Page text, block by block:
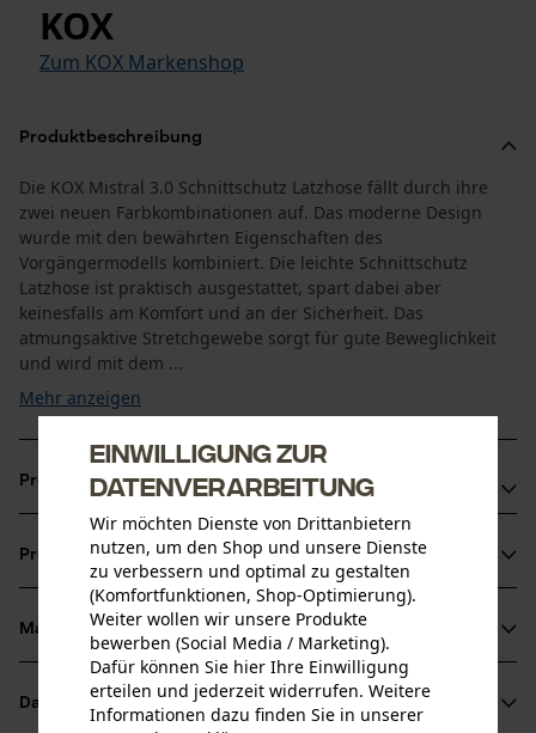
KOX
Zum KOX Markenshop
Produktbeschreibung
Die KOX Mistral 3.0 Schnittschutz Latzhose fällt durch ihre
zwei neuen Farbkombinationen auf. Das moderne Design
wurde mit den bewährten Eigenschaften des
Vorgängermodells kombiniert. Die leichte Schnittschutz
Latzhose ist praktisch ausgestattet, spart dabei aber
keinesfalls am Komfort und an der Sicherheit. Das
atmungsaktive Stretchgewebe sorgt für gute Beweglichkeit
und wird mit dem ...
Mehr anzeigen
Produktvorteile
Verstärkter Beinabschluss der KOX Schnittschutz
Latzhose: Robustes Polyester ist wasserabweisend
beschichtet und schützt die unteren Beinabschlüsse
rundum vor Schmutz und Feuchtigkeit
KOX Schnittschutz Latzhose mit seitlicher
Bundweitenvergrößerung mittels zwei Knöpfen, hinterlegt
mit Stretchgewebe zum Schutz vor Kälte und Schmutz
Produktinformationen
Produktdetails
Aktivitätstyp
Arbeiten, Schützen, Unfallvermeidung
Material & Pflege
Material
Datenblätter
Einwilligung zur
Datenverarbeitung
Wir möchten Dienste von Drittanbietern
nutzen, um den Shop und unsere Dienste
zu verbessern und optimal zu gestalten
(Komfortfunktionen, Shop-Optimierung).
Weiter wollen wir unsere Produkte
bewerben (Social Media / Marketing).
Dafür können Sie hier Ihre Einwilligung
erteilen und jederzeit widerrufen. Weitere
Informationen dazu finden Sie in unserer